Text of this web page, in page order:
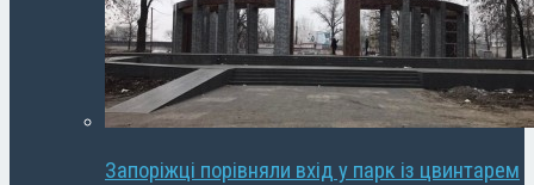
Запоріжці порівняли вхід у парк із цвинтарем